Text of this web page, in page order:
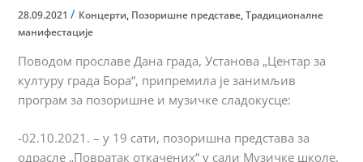
28.09.2021/ Концерти Позоришне представе ,Традиционалне
манифестације
Поводом прославе Дана града, Установа „Центар за
културу града Бора“, припремила је занимљив
програм за позоришне и музичке сладокуcце:
-02.10.2021. – у 19 сати, позоришнa представa за
одрасле „Повратак откачених“ у сали Музичке школе.